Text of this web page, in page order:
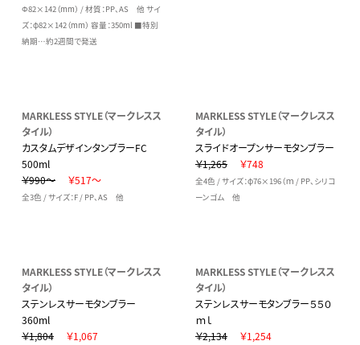
Φ82×142（mm） / 材質：PP、AS 他 サイ
ズ：φ82×142（mm） 容量：350ml ■特別
納期…約2週間で発送
MARKLESS STYLE（マークレスス
タイル）
カスタムデザインタンブラーFC
500ml
￥990～
￥517～
全3色 / サイズ：F / PP、AS 他
MARKLESS STYLE（マークレスス
タイル）
スライドオープンサーモタンブラー
￥1,265
￥748
全4色 / サイズ：φ76×196（ｍ / PP、シリコ
ーンゴム 他
MARKLESS STYLE（マークレスス
タイル）
ステンレスサーモタンブラー
360ml
￥1,804
￥1,067
MARKLESS STYLE（マークレスス
タイル）
ステンレスサーモタンブラー５５０
ｍｌ
￥2,134
￥1,254